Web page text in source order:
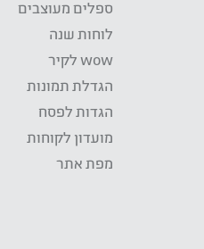
ספלים מעוצבים
לוחות שנה
wow לקיר
הגדלת תמונות
הגדות לפסח
מועדון לקוחות
מפת אתר